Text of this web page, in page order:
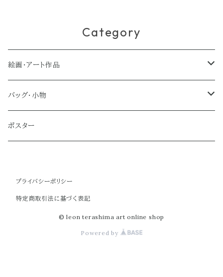
Category
絵画・アート作品
大型作品
ノーマルサイズ（約Ａ２サイズ）
スモールサイズ
バッグ・小物
トートバッグ
ショルダーバッグ
ポスター
プライバシーポリシー
特定商取引法に基づく表記
© leon terashima art online shop
Powered by